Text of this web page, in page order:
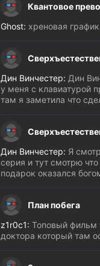
Квантовое
Ghost: хреновая
Дин Винчестер: Дин
у меня с клавиатурой
там я заметила что
Дин Винчестер: Я
серия и тут смотрю что
подарок оказался
План побега
z1r0c1: Топовый фильм
доктора который там